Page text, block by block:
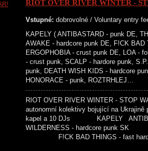
RIOT OVER RIVER WINTER -
Vstupné: dobrovolné / Voluntary entry
KAPELY ( ANTIBASTARD - punk DE,
AWAKE - hardcore punk DE, F!CK BAD
ERGOPHOBIA - crust punk DE, LOA -
- crust punk, SCALP - hardore punk,
punk, DEATH WISH KIDS - hardcore
HONORACE - punk, ROZTRHLEJ…
RIOT OVER RIVER WINTER - STOP
autonomní kolektivy bojující na
kapel a 10 DJs KAPELY
WILDERNESS - hardcore punk
F!CK BAD THINGS - fast